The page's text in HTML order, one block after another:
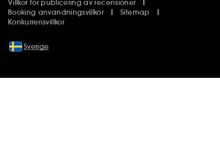
Villkor för publicering av recensioner
Booking anvandningsvillkor
Sitemap
Konkurrensvillkor
Sverige